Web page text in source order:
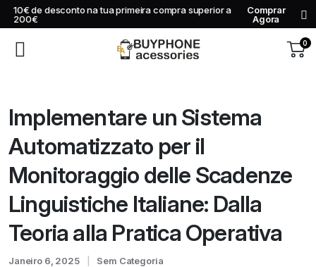
10€ de desconto na tua primeira compra superior a
200€
Comprar
Agora
0
Implementare un Sistema
Automatizzato per il
Monitoraggio delle Scadenze
Linguistiche Italiane: Dalla
Teoria alla Pratica Operativa
Janeiro 6, 2025 Sem Categoria